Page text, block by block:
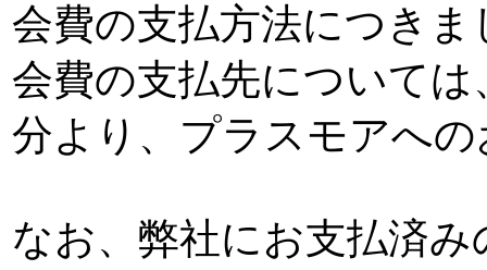
会費の支払方法につき
会費の支払先については
分より、プラスモアへ
なお、弊社にお支払済